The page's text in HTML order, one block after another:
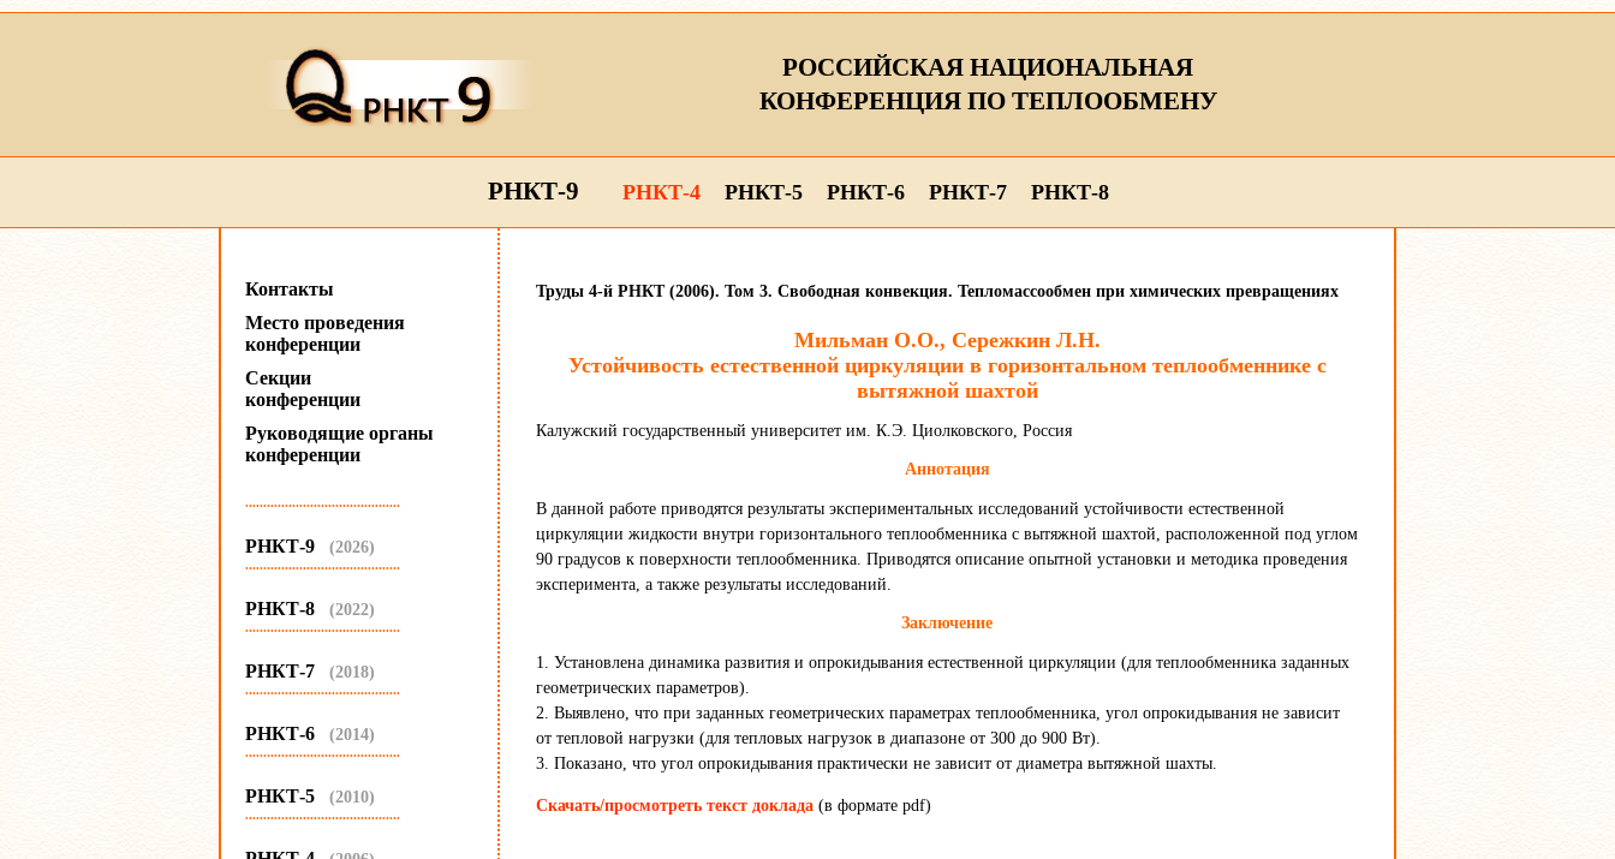
РОССИЙСКАЯ НАЦИОНАЛЬНАЯ
КОНФЕРЕНЦИЯ ПО ТЕПЛООБМЕНУ
РНКТ-9 РНКТ-4 РНКТ-5 РНКТ-6 РНКТ-7 РНКТ-8
Контакты
Место проведения
конференции
Секции
конференции
Руководящие органы
конференции
...........................................
РНКТ-9 (2026)
...........................................
РНКТ-8 (2022)
...........................................
РНКТ-7 (2018)
...........................................
РНКТ-6 (2014)
...........................................
РНКТ-5 (2010)
...........................................
Труды 4-й РНКТ (2006). Том 3. Свободная конвекция. Тепломассообмен при химических превращениях
Мильман О.О., Сережкин Л.Н.
Устойчивость естественной циркуляции в горизонтальном теплообменнике с
вытяжной шахтой
Калужский государственный университет им. К.Э. Циолковского, Россия
Аннотация
В данной работе приводятся результаты экспериментальных исследований устойчивости естественной
циркуляции жидкости внутри горизонтального теплообменника с вытяжной шахтой, расположенной под углом
90 градусов к поверхности теплообменника. Приводятся описание опытной установки и методика проведения
эксперимента, а также результаты исследований.
Заключение
1. Установлена динамика развития и опрокидывания естественной циркуляции (для теплообменника заданных
геометрических параметров).
2. Выявлено, что при заданных геометрических параметрах теплообменника, угол опрокидывания не зависит
от тепловой нагрузки (для тепловых нагрузок в диапазоне от 300 до 900 Вт).
3. Показано, что угол опрокидывания практически не зависит от диаметра вытяжной шахты.
Скачать/просмотреть текст доклада (в формате pdf)